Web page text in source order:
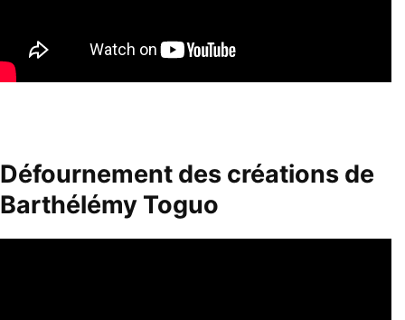
Défournement des créations de
Barthélémy Toguo